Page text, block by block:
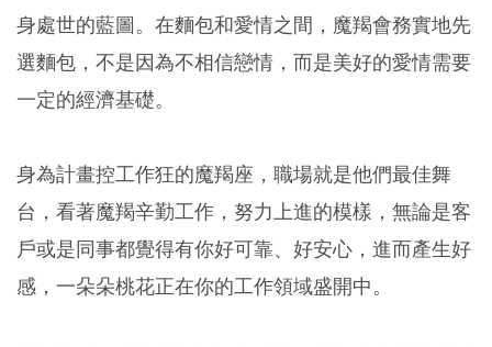
身處世的藍圖。在麵包和愛情之間，魔羯會務實地先
選麵包，不是因為不相信戀情，而是美好的愛情需要
一定的經濟基礎。
身為計畫控工作狂的魔羯座，職場就是他們最佳舞
台，看著魔羯辛勤工作，努力上進的模樣，無論是客
戶或是同事都覺得有你好可靠、好安心，進而產生好
感，一朵朵桃花正在你的工作領域盛開中。